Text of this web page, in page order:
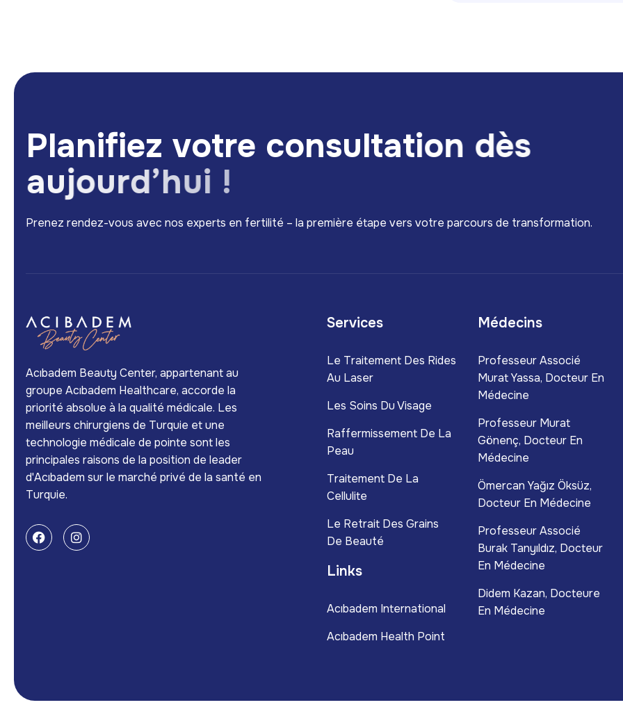
Planifiez votre consultation dès
aujourd’hui !
Prenez rendez-vous avec nos experts en fertilité – la première étape vers votre parcours de transformation.
Acıbadem Beauty Center, appartenant au
groupe Acıbadem Healthcare, accorde la
priorité absolue à la qualité médicale. Les
meilleurs chirurgiens de Turquie et une
technologie médicale de pointe sont les
principales raisons de la position de leader
d'Acıbadem sur le marché privé de la santé en
Turquie.
Services
Le Traitement Des Rides
Au Laser
Les Soins Du Visage
Raffermissement De La
Peau
Traitement De La
Cellulite
Le Retrait Des Grains
De Beauté
Links
Acıbadem International
Acıbadem Health Point
Médecins
Professeur Associé
Murat Yassa, Docteur En
Médecine
Professeur Murat
Gönenç, Docteur En
Médecine
Ömercan Yağız Öksüz,
Docteur En Médecine
Professeur Associé
Burak Tanyıldız, Docteur
En Médecine
Didem Kazan, Docteure
En Médecine